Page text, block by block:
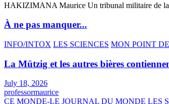
HAKIZIMANA Maurice Un tribunal militaire de la
À ne pas manquer...
INFO/INTOX LES SCIENCES MON POINT
La Mützig et les autres bières
July 18, 2026
professormaurice
CE MONDE-LE JOURNAL DU MONDE LES